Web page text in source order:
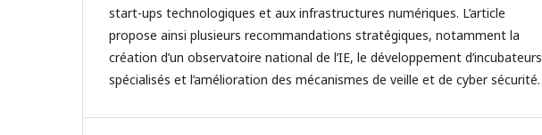
start-ups technologiques et aux infrastructures numériques. L’article
propose ainsi plusieurs recommandations stratégiques, notamment la
création d’un observatoire national de l’IE, le développement d’incubateurs
spécialisés et l’amélioration des mécanismes de veille et de cyber sécurité.